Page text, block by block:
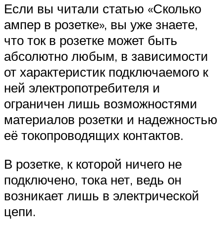
Если вы читали статью «Сколько
ампер в розетке», вы уже знаете,
что ток в розетке может быть
абсолютно любым, в зависимости
от характеристик подключаемого к
ней электропотребителя и
ограничен лишь возможностями
материалов розетки и надежностью
её токопроводящих контактов.
В розетке, к которой ничего не
подключено, тока нет, ведь он
возникает лишь в электрической
цепи.